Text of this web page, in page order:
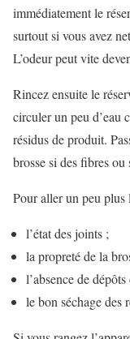
immédiatement le
surtout si vous avez
L’odeur peut vite
Rincez ensuite le
circuler un peu d’eau
résidus de produit.
brosse si des fibres ou
Pour aller un peu
l’état des joints ;
la propreté de la
l’absence de
le bon séchage des